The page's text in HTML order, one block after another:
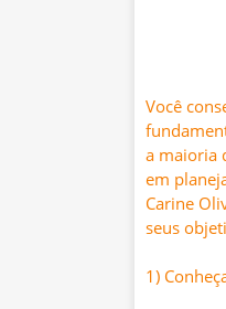
Você
a maioria
em
Carine
seus
1)